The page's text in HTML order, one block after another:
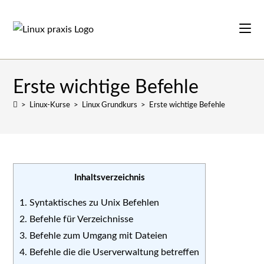
Inhalt
Erste wichtige Befehle
> Linux-Kurse > Linux Grundkurs > Erste wichtige Befehle
Inhaltsverzeichnis
1. Syntaktisches zu Unix Befehlen
2. Befehle für Verzeichnisse
3. Befehle zum Umgang mit Dateien
4. Befehle die die Userverwaltung betreffen